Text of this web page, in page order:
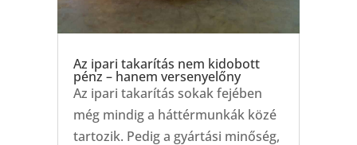
Az ipari takarítás nem kidobott
pénz – hanem versenyelőny
Az ipari takarítás sokak fejében
még mindig a háttérmunkák közé
tartozik. Pedig a gyártási minőség,